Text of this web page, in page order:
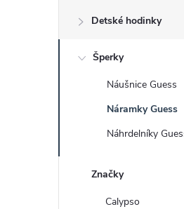
ý
Detské hodinky
Šperky
Náušnice Guess
Náramky Guess
Náhrdelníky
Značky
Calypso